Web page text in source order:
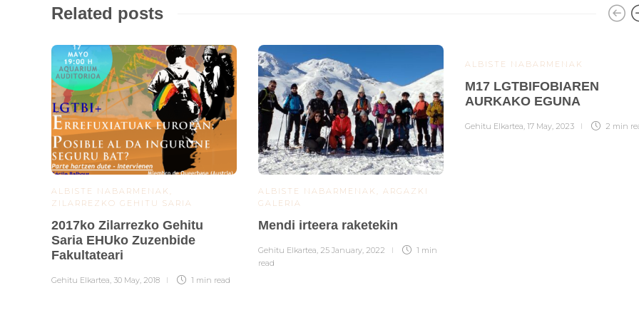
Related posts
ALBISTE NABARMENAK
ZILARREZKO GEHITU SARIA
2017ko Zilarrezko Gehitu
Saria EHUko Zuzenbide
Fakultateari
Gehitu Elkartea, 30 May, 2018 1 min read
ALBISTE NABARMENAK
ARGAZKI
GALERIA
Mendi irteera raketekin
Gehitu Elkartea, 25 January, 2022
1 min
read
ALBISTE NABARMENAK
M17 LGTBIFOBIAREN
AURKAKO EGUNA
Gehitu Elkartea, 17 May, 2023 2 min